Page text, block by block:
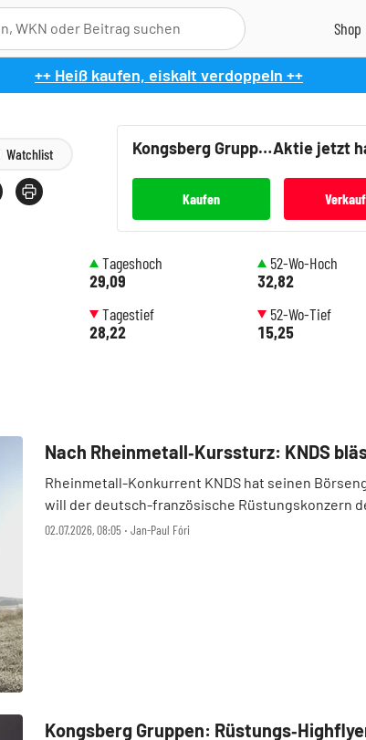
++ Heiß kaufen, eiskalt verdoppeln ++
Watchlist Kongsberg GruppenAktie jetzt
Kaufen
Tageshoch
29,09
Tagestief
28,22
52-Wo-Hoch
32,82
52-Wo-Tief
15,25
02.07.2026, 08:05 ‧ Jan-Paul Fóri
Nach Rheinmetall‑Kurssturz: KNDS
Rheinmetall-Konkurrent KNDS hat seinen
will der deutsch-französische Rüstungskonzern
Marktbedingungen verbessern, teilte KNDS am Vor
Kongsberg Gruppen: